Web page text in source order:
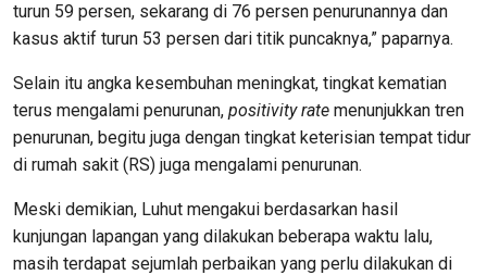
turun 59 persen, sekarang di 76 persen penurunannya dan
kasus aktif turun 53 persen dari titik puncaknya,” paparnya.
Selain itu angka kesembuhan meningkat, tingkat kematian
terus mengalami penurunan, positivity rate menunjukkan tren
penurunan, begitu juga dengan tingkat keterisian tempat tidur
di rumah sakit (RS) juga mengalami penurunan.
Meski demikian, Luhut mengakui berdasarkan hasil
kunjungan lapangan yang dilakukan beberapa waktu lalu,
masih terdapat sejumlah perbaikan yang perlu dilakukan di